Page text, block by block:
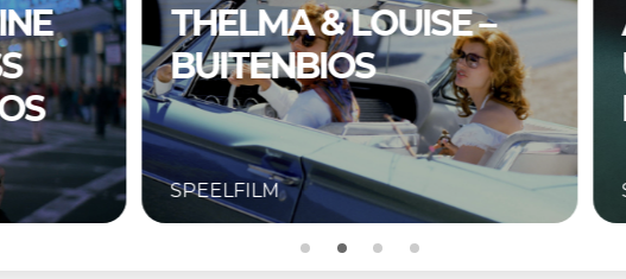
–
A COMPLETE
UNKNOWN –
BUITENBIOS
SPEELFILM